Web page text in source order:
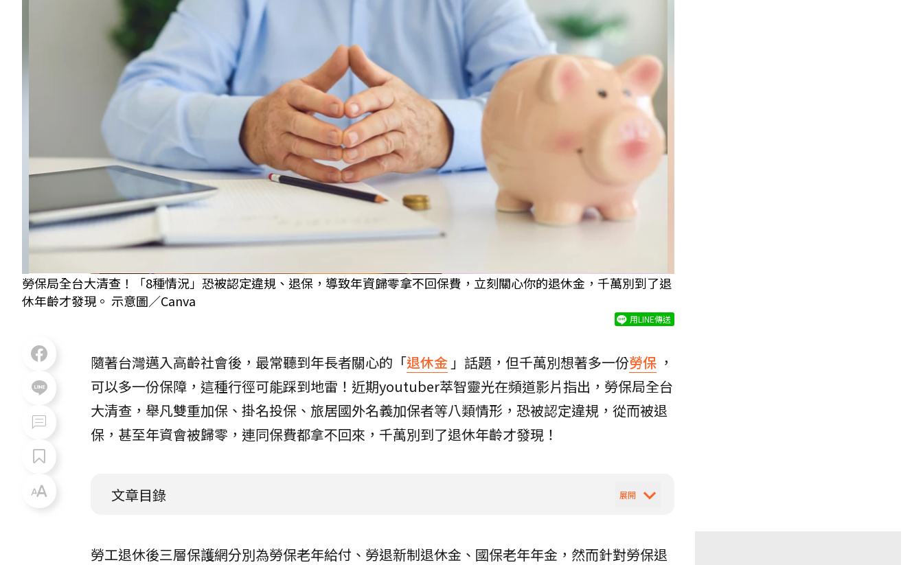
勞保局全台大清查！「8種情況」恐被認定違規、退保，導致年資歸零拿不回保費，立刻關心你的退休金，千萬別到了退
休年齡才發現。 示意圖／Canva
用LINE傳送
隨著台灣邁入高齡社會後，最常聽到年長者關心的「退休金 」話題，但千萬別想著多一份勞保 ，
可以多一份保障，這種行徑可能踩到地雷！近期youtuber萃智靈光在頻道影片指出，勞保局全台
大清查，舉凡雙重加保、掛名投保、旅居國外名義加保者等八類情形，恐被認定違規，從而被退
保，甚至年資會被歸零，連同保費都拿不回來，千萬別到了退休年齡才發現！
文章目錄
勞工退休後三層保護網分別為勞保老年給付、勞退新制退休金、國保老年年金，然而針對勞保退